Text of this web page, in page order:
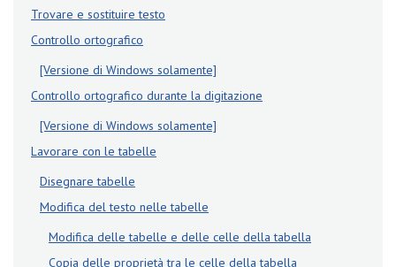
Trovare e sostituire testo
Controllo ortografico
[Versione di Windows solamente]
Controllo ortografico durante la digitazione
[Versione di Windows solamente]
Lavorare con le tabelle
Disegnare tabelle
Modifica del testo nelle tabelle
Modifica delle tabelle e delle celle della tabella
Copia delle proprietà tra le celle della tabella